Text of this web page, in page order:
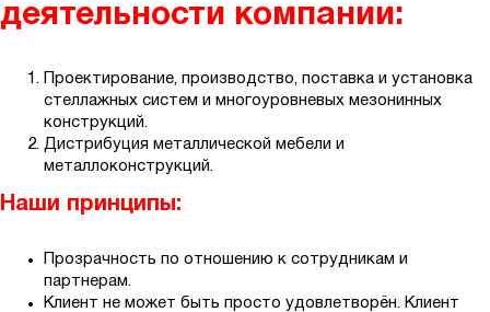
деятельности компании:
Проектирование, производство, поставка и установка
стеллажных систем и многоуровневых мезонинных
конструкций.
Дистрибуция металлической мебели и
металлоконструкций.
Наши принципы:
Прозрачность по отношению к сотрудникам и
партнерам.
Клиент не может быть просто удовлетворён. Клиент